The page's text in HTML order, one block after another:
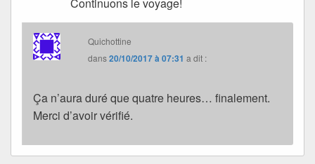
Continuons le voyage!
Quichottine
dans20/10/2017 à 07:31 a dit :
Ça n’aura duré que quatre heures… finalement.
Merci d’avoir vérifié.